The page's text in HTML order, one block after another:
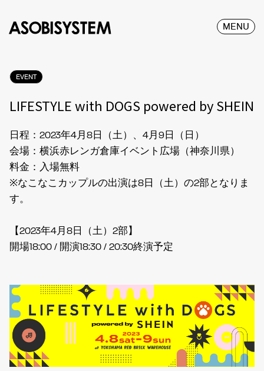
MENU
EVENT
LIFESTYLE with DOGS powered by SHEIN
日程：2023年4月8日（土）、4月9日（日）
会場：横浜赤レンガ倉庫イベント広場（神奈川県）
料金：入場無料
※なこなこカップルの出演は8日（土）の2部となりま
す。
【2023年4月8日（土）2部】
開場18:00 / 開演18:30 / 20:30終演予定